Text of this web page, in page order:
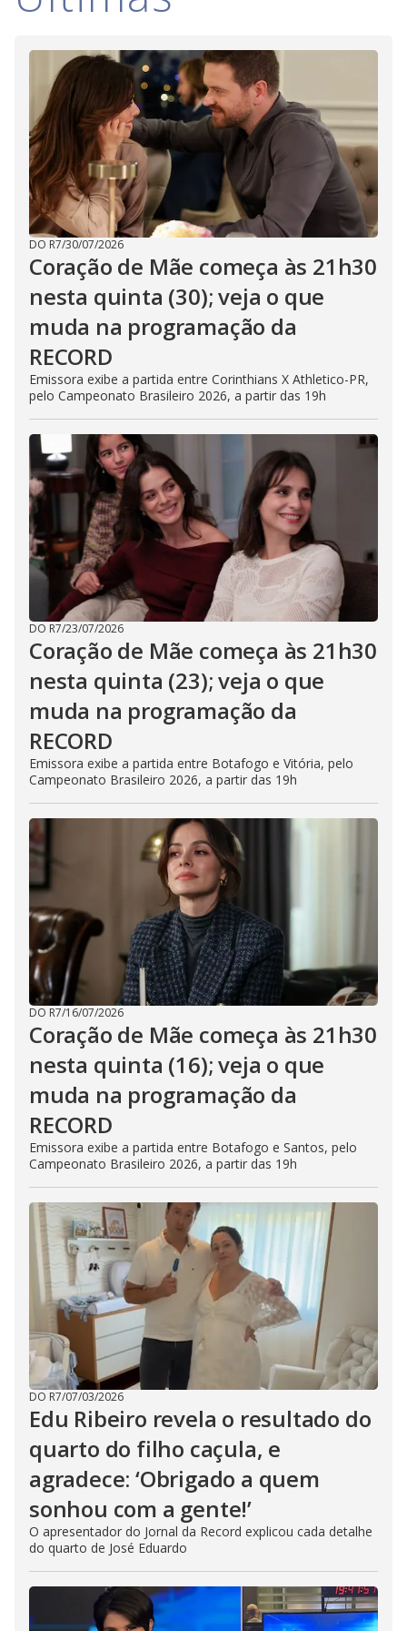
i
d
e
o
DO R7/30/07/2026
Coração de Mãe começa às 21h30
nesta quinta (30); veja o que
muda na programação da
RECORD
Emissora exibe a partida entre Corinthians X Athletico-PR,
pelo Campeonato Brasileiro 2026, a partir das 19h
DO R7/23/07/2026
Coração de Mãe começa às 21h30
nesta quinta (23); veja o que
muda na programação da
RECORD
Emissora exibe a partida entre Botafogo e Vitória, pelo
Campeonato Brasileiro 2026, a partir das 19h
DO R7/16/07/2026
Coração de Mãe começa às 21h30
nesta quinta (16); veja o que
muda na programação da
RECORD
Emissora exibe a partida entre Botafogo e Santos, pelo
Campeonato Brasileiro 2026, a partir das 19h
DO R7/07/03/2026
Edu Ribeiro revela o resultado do
quarto do filho caçula, e
agradece: ‘Obrigado a quem
sonhou com a gente!’
O apresentador do Jornal da Record explicou cada detalhe
do quarto de José Eduardo